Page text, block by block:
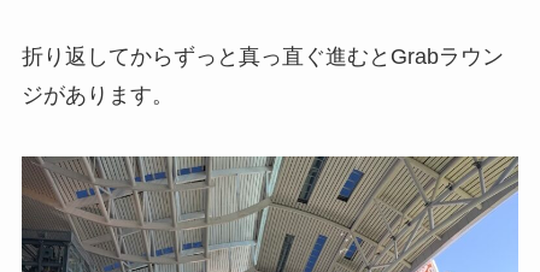
折り返してからずっと真っ直ぐ進むとGrabラウン
ジがあります。